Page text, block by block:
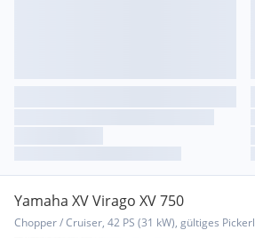
Yamaha XV Virago XV 750
Chopper / Cruiser, 42 PS (31 kW), gültiges Pickerl